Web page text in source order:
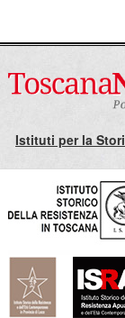
Istituti per la